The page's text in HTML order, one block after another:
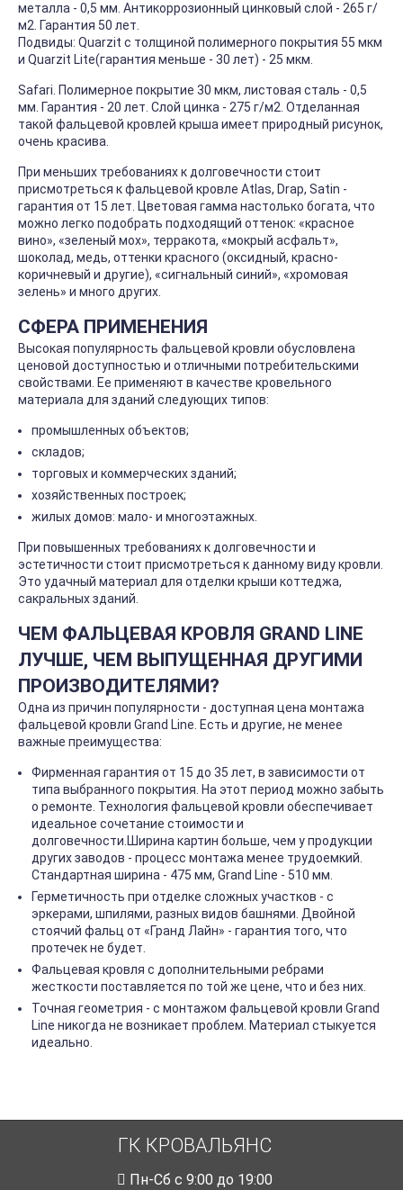
металла - 0,5 мм. Антикоррозионный цинковый слой - 265 г/
м2. Гарантия 50 лет.
Подвиды: Quarzit с толщиной полимерного покрытия 55 мкм
и Quarzit Lite(гарантия меньше - 30 лет) - 25 мкм.
Safari. Полимерное покрытие 30 мкм, листовая сталь - 0,5
мм. Гарантия - 20 лет. Слой цинка - 275 г/м2. Отделанная
такой фальцевой кровлей крыша имеет природный рисунок,
очень красива.
При меньших требованиях к долговечности стоит
присмотреться к фальцевой кровле Atlas, Drap, Satin -
гарантия от 15 лет. Цветовая гамма настолько богата, что
можно легко подобрать подходящий оттенок: «красное
вино», «зеленый мох», терракота, «мокрый асфальт»,
шоколад, медь, оттенки красного (оксидный, красно-
коричневый и другие), «сигнальный синий», «хромовая
зелень» и много других.
СФЕРА ПРИМЕНЕНИЯ
Высокая популярность фальцевой кровли обусловлена
ценовой доступностью и отличными потребительскими
свойствами. Ее применяют в качестве кровельного
материала для зданий следующих типов:
промышленных объектов;
складов;
торговых и коммерческих зданий;
хозяйственных построек;
жилых домов: мало- и многоэтажных.
При повышенных требованиях к долговечности и
эстетичности стоит присмотреться к данному виду кровли.
Это удачный материал для отделки крыши коттеджа,
сакральных зданий.
ЧЕМ ФАЛЬЦЕВАЯ КРОВЛЯ GRAND LINE
ЛУЧШЕ, ЧЕМ ВЫПУЩЕННАЯ ДРУГИМИ
ПРОИЗВОДИТЕЛЯМИ?
Одна из причин популярности - доступная цена монтажа
фальцевой кровли Grand Line. Есть и другие, не менее
важные преимущества:
Фирменная гарантия от 15 до 35 лет, в зависимости от
типа выбранного покрытия. На этот период можно забыть
о ремонте. Технология фальцевой кровли обеспечивает
идеальное сочетание стоимости и
долговечности.Ширина картин больше, чем у продукции
других заводов - процесс монтажа менее трудоемкий.
Стандартная ширина - 475 мм, Grand Line - 510 мм.
Герметичность при отделке сложных участков - с
эркерами, шпилями, разных видов башнями. Двойной
стоячий фальц от «Гранд Лайн» - гарантия того, что
протечек не будет.
Фальцевая кровля с дополнительными ребрами
жесткости поставляется по той же цене, что и без них.
Точная геометрия - с монтажом фальцевой кровли Grand
Line никогда не возникает проблем. Материал стыкуется
идеально.
ГК КРОВАЛЬЯНС
Пн-Cб с 9:00 до 19:00